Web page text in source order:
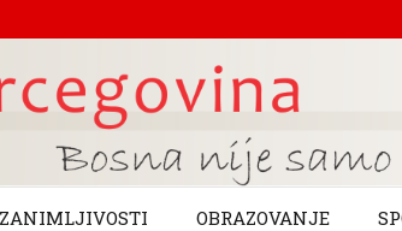
ZANIMLJIVOSTI OBRAZOVANJE